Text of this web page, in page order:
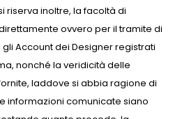
riserva inoltre, la facoltà di
ovvero per il tramite di
Account dei Designer registrati
nonché la veridicità delle
laddove si abbia ragione di
informazioni comunicate siano